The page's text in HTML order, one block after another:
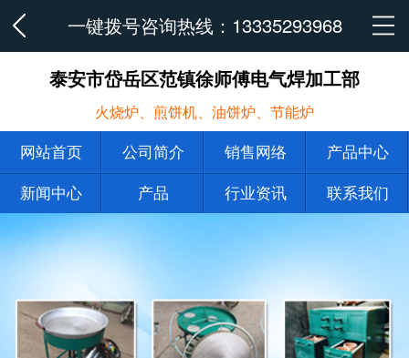
一键拨号咨询热线： 13335293968
泰安市岱岳区范镇徐师傅电气焊加工部
火烧炉、煎饼机、油饼炉、节能炉
网站首页 公司简介 销售网络
产品中心
新闻中心
产品 行业资讯 联系我们